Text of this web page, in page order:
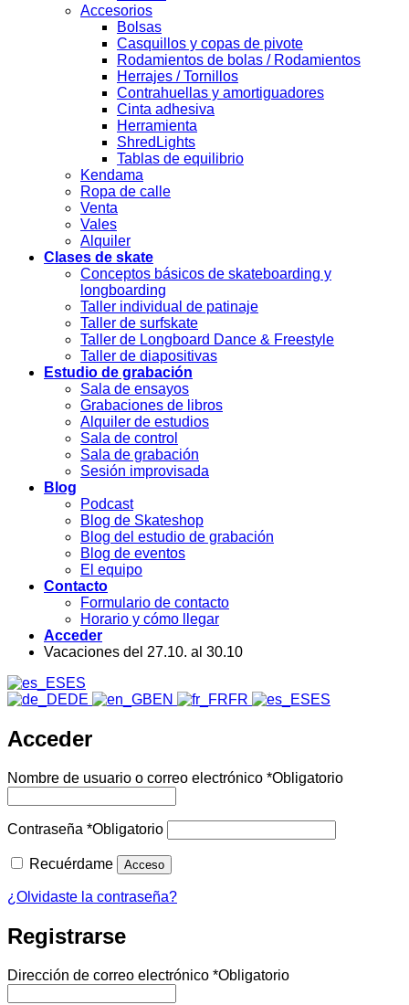
Accesorios
Bolsas
Casquillos y copas de pivote
Rodamientos de bolas / Rodamientos
Herrajes / Tornillos
Contrahuellas y amortiguadores
Cinta adhesiva
Herramienta
ShredLights
Tablas de equilibrio
Kendama
Ropa de calle
Venta
Vales
Alquiler
Clases de skate
Conceptos básicos de skateboarding y
longboarding
Taller individual de patinaje
Taller de surfskate
Taller de Longboard Dance & Freestyle
Taller de diapositivas
Estudio de grabación
Sala de ensayos
Grabaciones de libros
Alquiler de estudios
Sala de control
Sala de grabación
Sesión improvisada
Blog
Podcast
Blog de Skateshop
Blog del estudio de grabación
Blog de eventos
El equipo
Contacto
Formulario de contacto
Horario y cómo llegar
Acceder
Vacaciones del 27.10. al 30.10
ES
DE
EN FR ES
Acceder
Nombre de usuario o correo electrónico *Obligatorio
Contraseña *Obligatorio
Recuérdame Acceso
¿Olvidaste la contraseña?
Registrarse
Dirección de correo electrónico *Obligatorio